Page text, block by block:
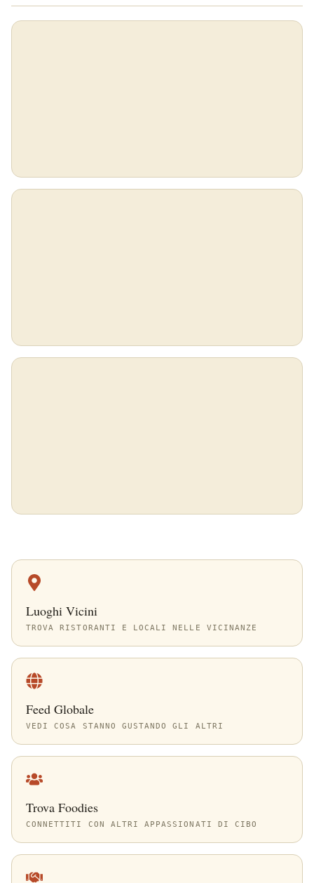
Luoghi Vicini
TROVA RISTORANTI E LOCALI NELLE VICINANZE
Feed Globale
VEDI COSA STANNO GUSTANDO GLI ALTRI
Trova Foodies
CONNETTITI CON ALTRI APPASSIONATI DI CIBO